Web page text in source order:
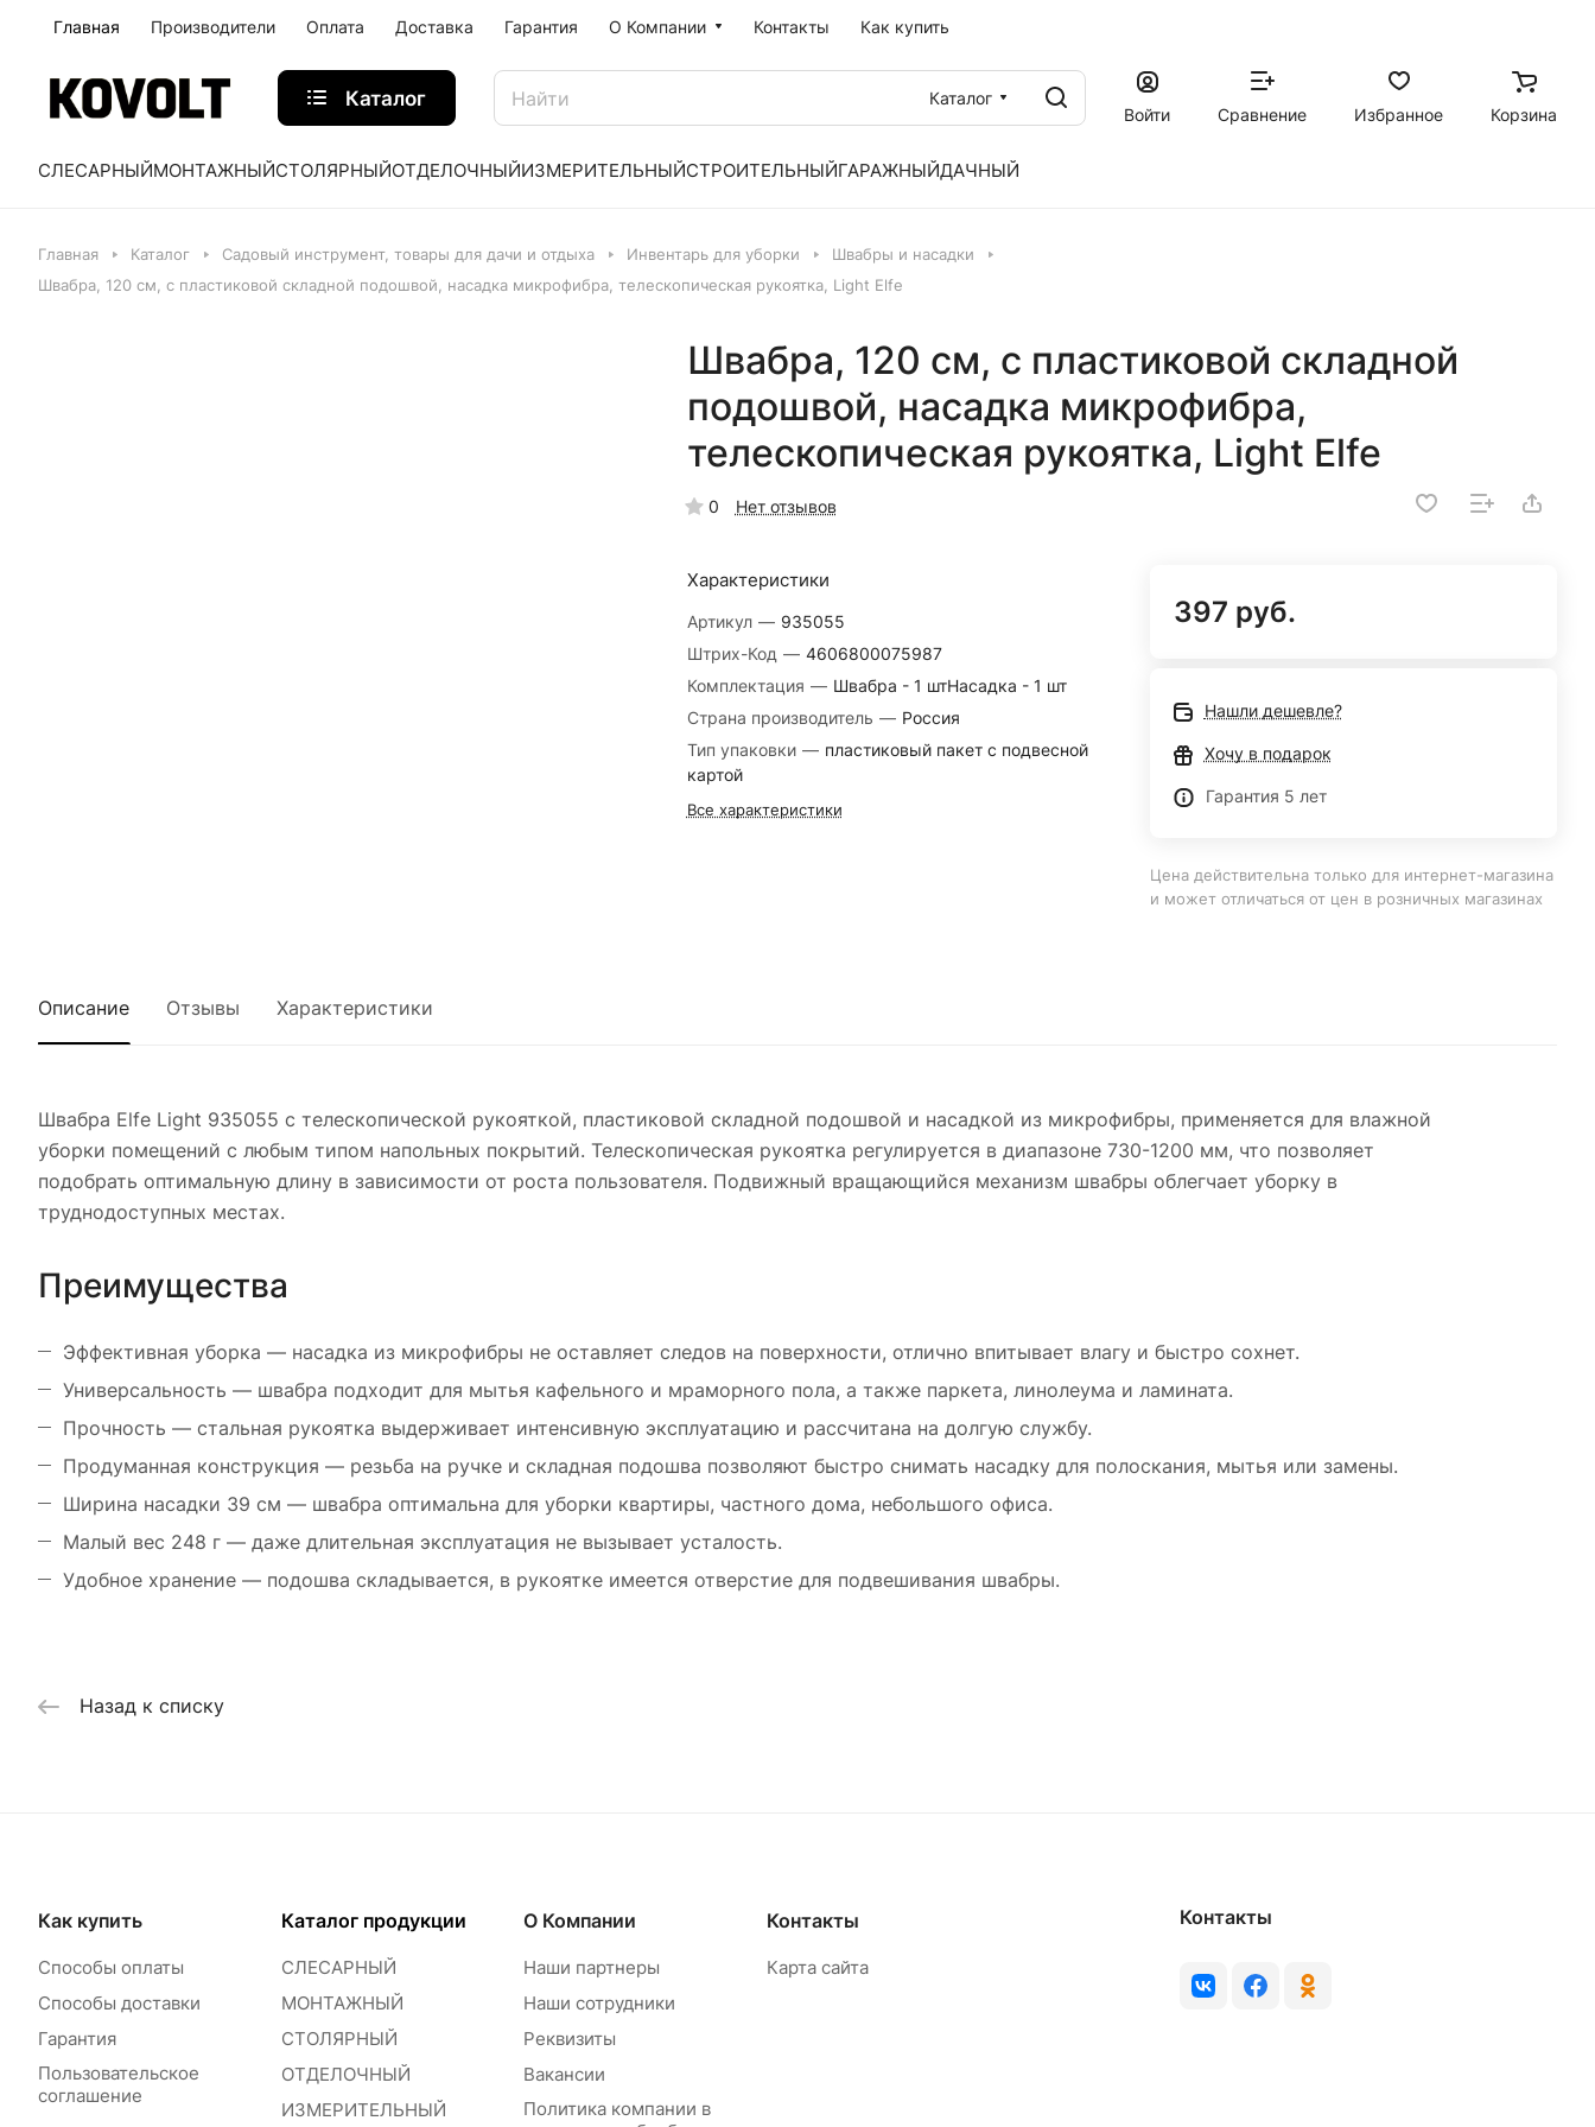
Главная Производители Оплата Доставка Гарантия О Компании Контакты Как купить
Каталог
Каталог
Войти
Сравнение Избранное Корзина
СЛЕСАРНЫЙМОНТАЖНЫЙСТОЛЯРНЫЙОТДЕЛОЧНЫЙИЗМЕРИТЕЛЬНЫЙСТРОИТЕЛЬНЫЙГАРАЖНЫЙДАЧНЫЙ
Главная Каталог Садовый инструмент, товары для дачи и отдыха Инвентарь для уборки
Швабры и насадки
Швабра, 120 см, с пластиковой складной подошвой, насадка микрофибра, телескопическая рукоятка, Light Elfe
Швабра, 120 см, с пластиковой складной
подошвой, насадка микрофибра,
телескопическая рукоятка, Light Elfe
0 Нет отзывов
Характеристики
Артикул — 935055
Штрих-Код — 4606800075987
Комплектация — Швабра - 1 штНасадка - 1 шт
Страна производитель — Россия
Тип упаковки — пластиковый пакет с подвесной
картой
Все характеристики
397 руб.
Нашли дешевле?
Хочу в подарок
Гарантия 5 лет
Цена действительна только для интернет-магазина
и может отличаться от цен в розничных магазинах
Описание Отзывы Характеристики
Швабра Elfe Light 935055 с телескопической рукояткой, пластиковой складной подошвой и насадкой из микрофибры, применяется для влажной
уборки помещений с любым типом напольных покрытий. Телескопическая рукоятка регулируется в диапазоне 730-1200 мм, что позволяет
подобрать оптимальную длину в зависимости от роста пользователя. Подвижный вращающийся механизм швабры облегчает уборку в
труднодоступных местах.
Преимущества
Эффективная уборка — насадка из микрофибры не оставляет следов на поверхности, отлично впитывает влагу и быстро сохнет.
Универсальность — швабра подходит для мытья кафельного и мраморного пола, а также паркета, линолеума и ламината.
Прочность — стальная рукоятка выдерживает интенсивную эксплуатацию и рассчитана на долгую службу.
Продуманная конструкция — резьба на ручке и складная подошва позволяют быстро снимать насадку для полоскания, мытья или замены.
Ширина насадки 39 см — швабра оптимальна для уборки квартиры, частного дома, небольшого офиса.
Малый вес 248 г — даже длительная эксплуатация не вызывает усталость.
Удобное хранение — подошва складывается, в рукоятке имеется отверстие для подвешивания швабры.
Назад к списку
Как купить
Способы оплаты
Способы доставки
Гарантия
Пользовательское
соглашение
Каталог продукции
СЛЕСАРНЫЙ
МОНТАЖНЫЙ
СТОЛЯРНЫЙ
ОТДЕЛОЧНЫЙ
ИЗМЕРИТЕЛЬНЫЙ
О Компании
Наши партнеры
Наши сотрудники
Реквизиты
Вакансии
Политика компании в
Контакты
Карта сайта
Контакты